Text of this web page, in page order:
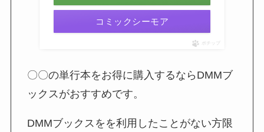
コミックシーモア
ポチップ
〇〇の単行本をお得に購入するならDMMブ
ックスがおすすめです。
DMMブックスをを利用したことがない方限